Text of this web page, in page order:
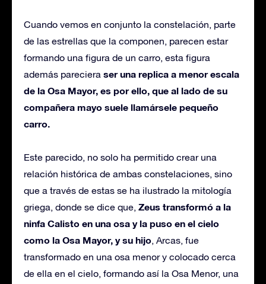
Cuando vemos en conjunto la constelación, parte
de las estrellas que la componen, parecen estar
formando una figura de un carro, esta figura
además pareciera ser una replica a menor escala
de la Osa Mayor, es por ello, que al lado de su
compañera mayo suele llamársele pequeño
carro.
Este parecido, no solo ha permitido crear una
relación histórica de ambas constelaciones, sino
que a través de estas se ha ilustrado la mitología
griega, donde se dice que, Zeus transformó a la
ninfa Calisto en una osa y la puso en el cielo
como la Osa Mayor, y su hijo, Arcas, fue
transformado en una osa menor y colocado cerca
de ella en el cielo, formando así la Osa Menor, una